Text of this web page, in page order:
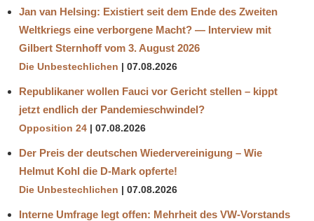
Jan van Helsing: Existiert seit dem Ende des Zweiten
Weltkriegs eine verborgene Macht? — Interview mit
Gilbert Sternhoff vom 3. August 2026
Die Unbestechlichen 07.08.2026
Republikaner wollen Fauci vor Gericht stellen – kippt
jetzt endlich der Pandemieschwindel?
Opposition 24 07.08.2026
Der Preis der deutschen Wiedervereinigung – Wie
Helmut Kohl die D‑Mark opferte!
Die Unbestechlichen 07.08.2026
Interne Umfrage legt offen: Mehrheit des VW-Vorstands